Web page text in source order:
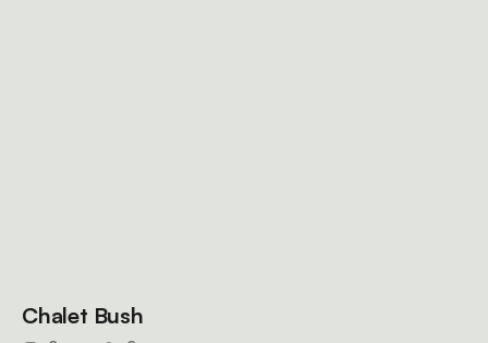
Chalet Bush